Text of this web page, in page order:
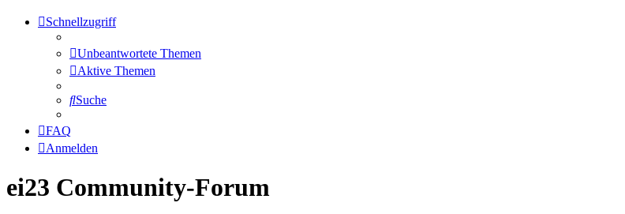
Schnellzugriff
Unbeantwortete Themen
Aktive Themen
Suche
FAQ
Anmelden
ei23 Community-Forum